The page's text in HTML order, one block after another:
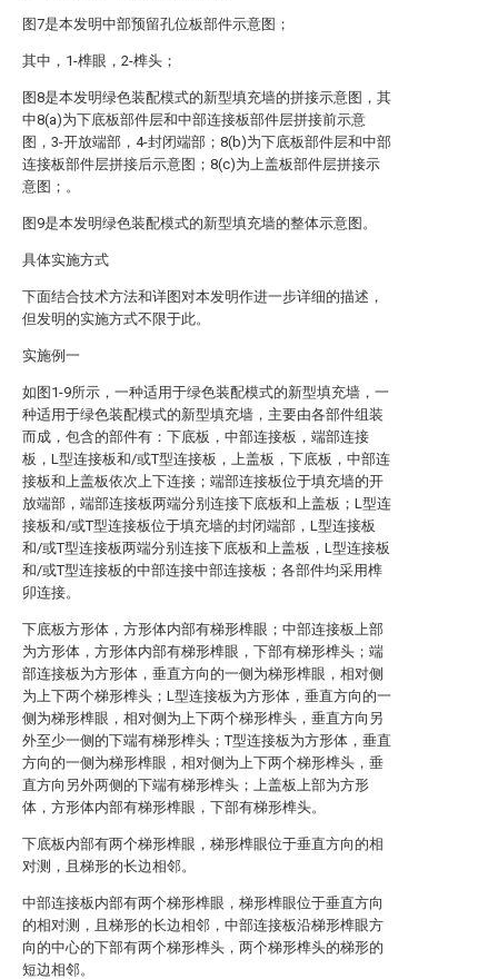
图7是本发明中部预留孔位板部件示意图；
其中，1-榫眼，2-榫头；
图8是本发明绿色装配模式的新型填充墙的拼接示意图，其
中8(a)为下底板部件层和中部连接板部件层拼接前示意
图，3-开放端部，4-封闭端部；8(b)为下底板部件层和中部
连接板部件层拼接后示意图；8(c)为上盖板部件层拼接示
意图；。
图9是本发明绿色装配模式的新型填充墙的整体示意图。
具体实施方式
下面结合技术方法和详图对本发明作进一步详细的描述，
但发明的实施方式不限于此。
实施例一
如图1-9所示，一种适用于绿色装配模式的新型填充墙，一
种适用于绿色装配模式的新型填充墙，主要由各部件组装
而成，包含的部件有：下底板，中部连接板，端部连接
板，L型连接板和/或T型连接板，上盖板，下底板，中部连
接板和上盖板依次上下连接；端部连接板位于填充墙的开
放端部，端部连接板两端分别连接下底板和上盖板；L型连
接板和/或T型连接板位于填充墙的封闭端部，L型连接板
和/或T型连接板两端分别连接下底板和上盖板，L型连接板
和/或T型连接板的中部连接中部连接板；各部件均采用榫
卯连接。
下底板方形体，方形体内部有梯形榫眼；中部连接板上部
为方形体，方形体内部有梯形榫眼，下部有梯形榫头；端
部连接板为方形体，垂直方向的一侧为梯形榫眼，相对侧
为上下两个梯形榫头；L型连接板为方形体，垂直方向的一
侧为梯形榫眼，相对侧为上下两个梯形榫头，垂直方向另
外至少一侧的下端有梯形榫头；T型连接板为方形体，垂直
方向的一侧为梯形榫眼，相对侧为上下两个梯形榫头，垂
直方向另外两侧的下端有梯形榫头；上盖板上部为方形
体，方形体内部有梯形榫眼，下部有梯形榫头。
下底板内部有两个梯形榫眼，梯形榫眼位于垂直方向的相
对测，且梯形的长边相邻。
中部连接板内部有两个梯形榫眼，梯形榫眼位于垂直方向
的相对测，且梯形的长边相邻，中部连接板沿梯形榫眼方
向的中心的下部有两个梯形榫头，两个梯形榫头的梯形的
短边相邻。